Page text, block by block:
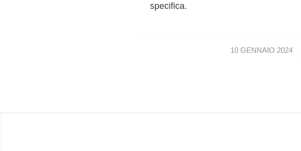
specifica.
10 GENNAIO 2024
/